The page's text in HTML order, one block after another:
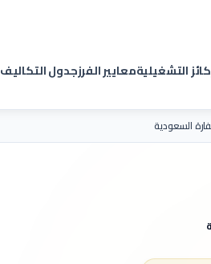
التشغيليةمعايير الفرزجدول التكاليف